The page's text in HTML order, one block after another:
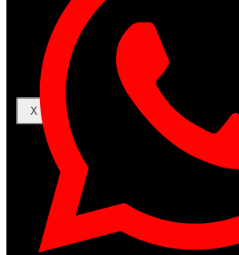
Iniciar Sesion
Registro
Restablecer la contraseña
X